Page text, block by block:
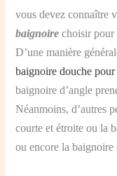
vous devez connaître
baignoire choisir pour
D’une manière
baignoire douche pour
baignoire d’angle
Néanmoins, d’autres
courte et étroite ou la
ou encore la